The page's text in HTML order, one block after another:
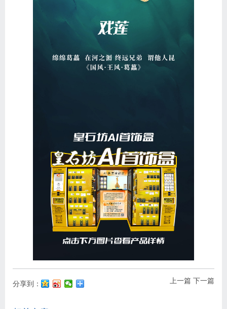
上一篇 下一篇
分享到：